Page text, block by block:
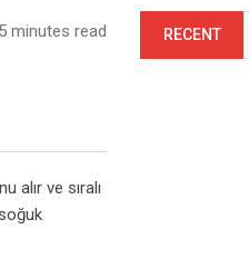
minutes read
alır ve sıralı
RECENT